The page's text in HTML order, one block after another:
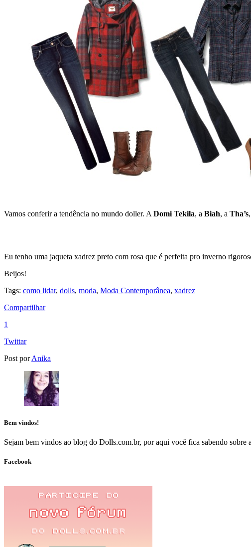
Vamos conferir a tendência no mundo doller. A Domi Tekila, a Biah, a Tha’s
Eu tenho uma jaqueta xadrez preto com rosa que é perfeita pro inverno
Beijos!
Tags: como lidar, dolls, moda, Moda Contemporânea, xadrez
Compartilhar
1
Twittar
Post porAnika
Bem vindos!
Sejam bem vindos ao blog do Dolls.com.br, por aqui você fica sabendo
Facebook